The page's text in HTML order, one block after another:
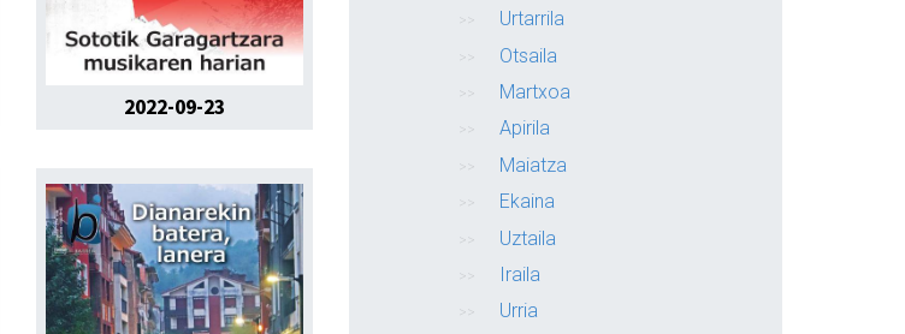
2022-09-23
Urtarrila
Otsaila
Martxoa
Apirila
Maiatza
Ekaina
Uztaila
Iraila
Urria